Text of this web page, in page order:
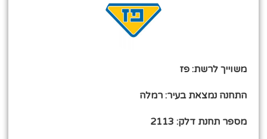
משוייך לרשת: פז
התחנה נמצאת בעיר: רמלה
מספר תחנת דלק: 2113